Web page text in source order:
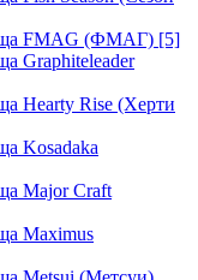
FMAG (ФМАГ) [5]
Graphiteleader
Hearty Rise (Херти
Kosadaka
Major Craft
Maximus